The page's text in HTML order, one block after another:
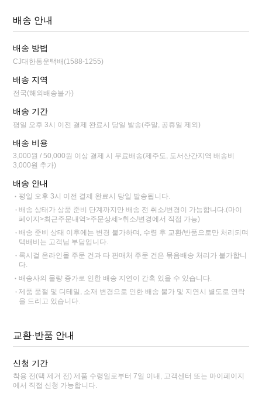
배송 안내
배송 방법
CJ대한통운택배(1588-1255)
배송 지역
전국(해외배송불가)
배송 기간
평일 오후 3시 이전 결제 완료시 당일 발송(주말, 공휴일 제외)
배송 비용
3,000원 / 50,000원 이상 결제 시 무료배송(제주도, 도서산간지역 배송비
3,000원 추가)
배송 안내
평일 오후 3시 이전 결제 완료시 당일 발송됩니다.
배송 상태가 상품 준비 단계까지만 배송 전 취소/변경이 가능합니다.(마이
페이지>최근주문내역>주문상세>취소/변경에서 직접 가능)
배송 준비 상태 이후에는 변경 불가하며, 수령 후 교환/반품으로만 처리되며
택배비는 고객님 부담입니다.
록시걸 온라인몰 주문 건과 타 판매처 주문 건은 묶음배송 처리가 불가합니
다.
배송사의 물량 증가로 인한 배송 지연이 간혹 있을 수 있습니다.
제품 품절 및 디테일, 소재 변경으로 인한 배송 불가 및 지연시 별도로 연락
을 드리고 있습니다.
교환·반품 안내
신청 기간
착용 전(택 제거 전) 제품 수령일로부터 7일 이내, 고객센터 또는 마이페이지
에서 직접 신청 가능합니다.